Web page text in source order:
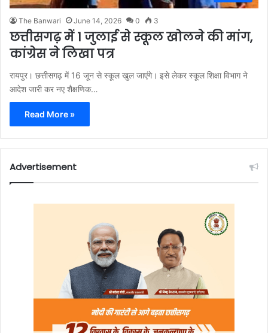
The Banwari June 14, 2026 0 3
छत्तीसगढ़ में 1 जुलाई से स्कूल खोलने की मांग,
कांग्रेस ने लिखा पत्र
रायपुर। छत्तीसगढ़ में 16 जून से स्कूल खुल जाएंगे। इसे लेकर ​स्कूल शिक्षा विभाग ने
आदेश जारी कर नए शैक्षणिक…
Read More »
Advertisement